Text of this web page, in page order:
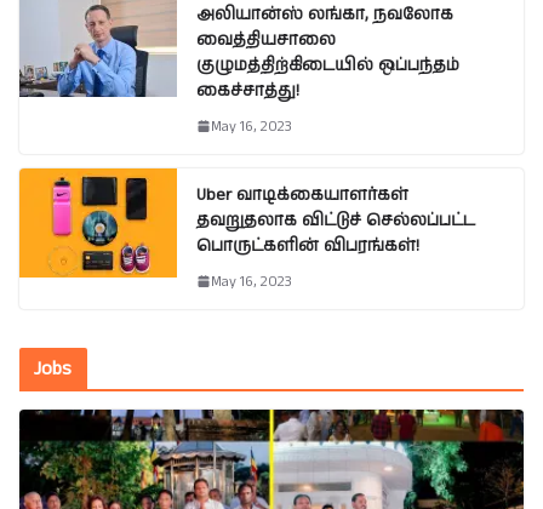
அலியான்ஸ் லங்கா, நவலோக
வைத்தியசாலை
குழுமத்திற்கிடையில் ஒப்பந்தம்
கைச்சாத்து!
May 16, 2023
Uber வாடிக்கையாளர்கள்
தவறுதலாக விட்டுச் செல்லப்பட்ட
பொருட்களின் விபரங்கள்!
May 16, 2023
Jobs